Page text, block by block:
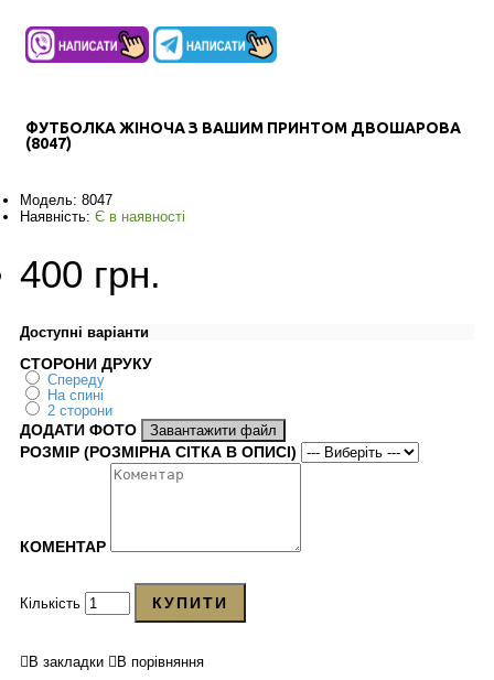
ФУТБОЛКА ЖІНОЧА З ВАШИМ ПРИНТОМ ДВОШАРОВА
(8047)
Модель: 8047
Наявність: Є в наявності
400 грн.
Доступні варіанти
СТОРОНИ ДРУКУ
Спереду
На спині
2 сторони
ДОДАТИ ФОТО Завантажити файл
РОЗМІР (РОЗМІРНА СІТКА В ОПИСІ)
КОМЕНТАР
Кількість КУПИТИ
В закладки В порівняння